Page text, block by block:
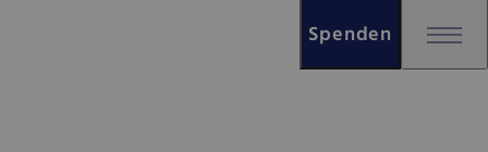
Spenden